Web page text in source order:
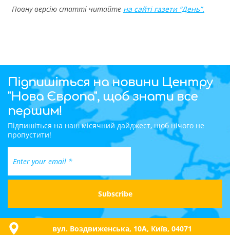
Повну версію статті читайте на сайті газети “День”.
Підпишіться на новини Центру
"Нова Європа", щоб знати все
першим!
Підпишіться на наш місячний дайджест, щоб нічого не
пропустити!
вул. Воздвиженська, 10A, Київ, 04071